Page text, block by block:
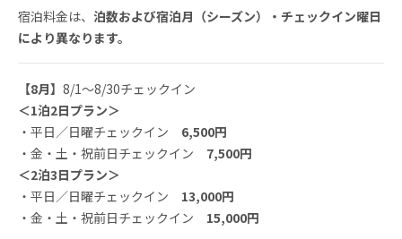
宿泊料金は、 泊数および宿泊月（シーズン）・チェックイン曜日
により異なります。
【8月】 8/1～8/30チェックイン
＜1泊2日プラン＞
・平日／日曜チェックイン 6,500円
・金・土・祝前日チェックイン 7,500円
＜2泊3日プラン＞
・平日／日曜チェックイン 13,000円
・金・土・祝前日チェックイン 15,000円